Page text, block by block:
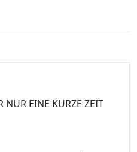
NUR EINE KURZE ZEIT